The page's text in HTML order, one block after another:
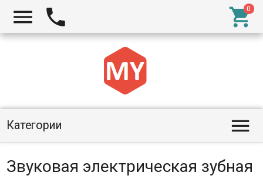
  
Категории 
Звуковая электрическая зубная